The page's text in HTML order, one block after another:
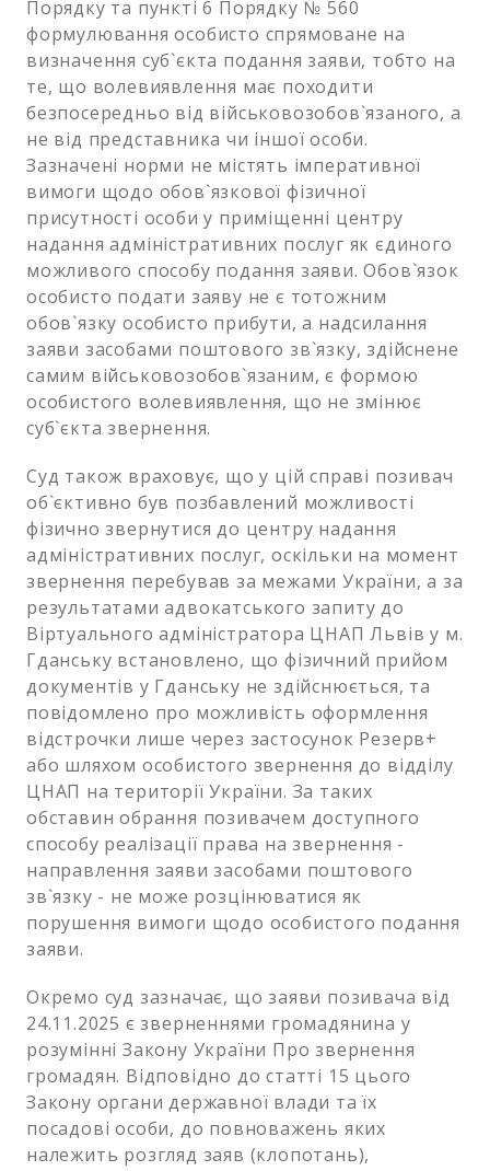
Порядку та пункті 6 Порядку № 560
формулювання особисто спрямоване на
визначення суб`єкта подання заяви, тобто на
те, що волевиявлення має походити
безпосередньо від військовозобов`язаного, а
не від представника чи іншої особи.
Зазначені норми не містять імперативної
вимоги щодо обов`язкової фізичної
присутності особи у приміщенні центру
надання адміністративних послуг як єдиного
можливого способу подання заяви. Обов`язок
особисто подати заяву не є тотожним
обов`язку особисто прибути, а надсилання
заяви засобами поштового зв`язку, здійснене
самим військовозобов`язаним, є формою
особистого волевиявлення, що не змінює
суб`єкта звернення.
Суд також враховує, що у цій справі позивач
об`єктивно був позбавлений можливості
фізично звернутися до центру надання
адміністративних послуг, оскільки на момент
звернення перебував за межами України, а за
результатами адвокатського запиту до
Віртуального адміністратора ЦНАП Львів у м.
Гданську встановлено, що фізичний прийом
документів у Гданську не здійснюється, та
повідомлено про можливість оформлення
відстрочки лише через застосунок Резерв+
або шляхом особистого звернення до відділу
ЦНАП на території України. За таких
обставин обрання позивачем доступного
способу реалізації права на звернення -
направлення заяви засобами поштового
зв`язку - не може розцінюватися як
порушення вимоги щодо особистого подання
заяви.
Окремо суд зазначає, що заяви позивача від
24.11.2025 є зверненнями громадянина у
розумінні Закону України Про звернення
громадян. Відповідно до статті 15 цього
Закону органи державної влади та їх
посадові особи, до повноважень яких
належить розгляд заяв (клопотань),